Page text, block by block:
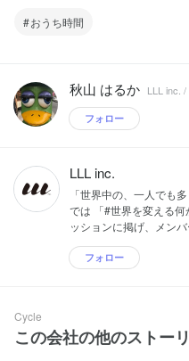
おうち時間
秋山 はるか LLL inc.
フォロー
LLL inc.
「世界中の、一人でも
では 「#世界を変える
ッションに掲げ、メン
フォロー
Cycle
この会社の他のストー